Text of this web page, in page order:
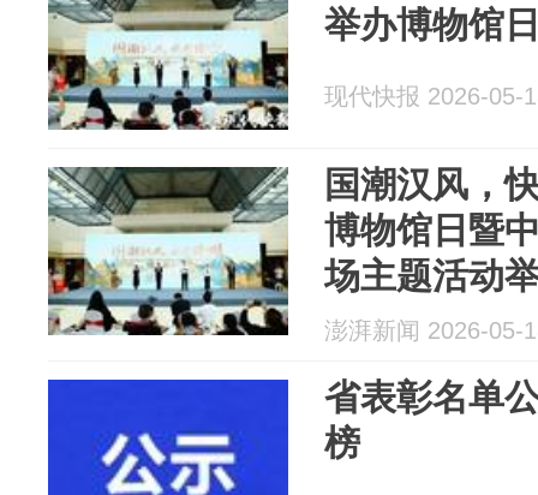
举办博物馆
现代快报 2026-05-
国潮汉风，
博物馆日暨
场主题活动
澎湃新闻 2026-05-
省表彰名单
榜